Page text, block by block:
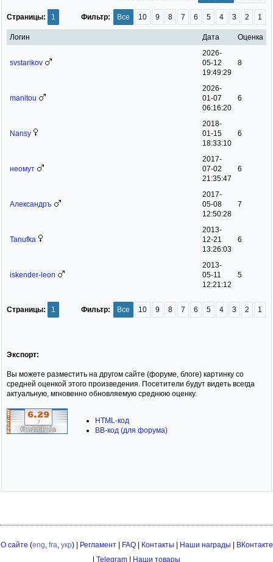
Все 10 9 8 7 6 5 4 3 2 1
Фильтр:
Страницы: 1
Логин Дата Оценка
svstarikov
2026-
05-12
19:49:29
8
manitou
2026-
01-07
06:16:20
6
Nansy
2018-
01-15
18:33:10
6
неомут
2017-
07-02
21:35:47
6
Александръ
2017-
05-08
12:50:28
7
Tanufka
2013-
12-21
13:26:03
6
iskender-leon
2013-
05-11
12:21:12
5
Все 10 9 8 7 6 5 4 3 2 1
Фильтр:
Страницы: 1
Экспорт:
Вы можете разместить на другом сайте (форуме, блоге) картинку со
средней оценкой этого произведения. Посетители будут видеть всегда
актуальную, мгновенно обновляемую среднюю оценку.
HTML-код
BB-код (для форума)
О сайте (eng fra укр) | Регламент| FAQ| Контакты | Наши награды | ВКонтакте
| Telegram | Наши товары